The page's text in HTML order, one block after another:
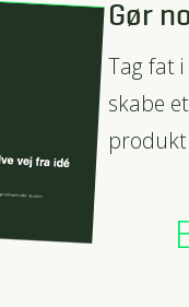
Gør
Tag fat
skabe